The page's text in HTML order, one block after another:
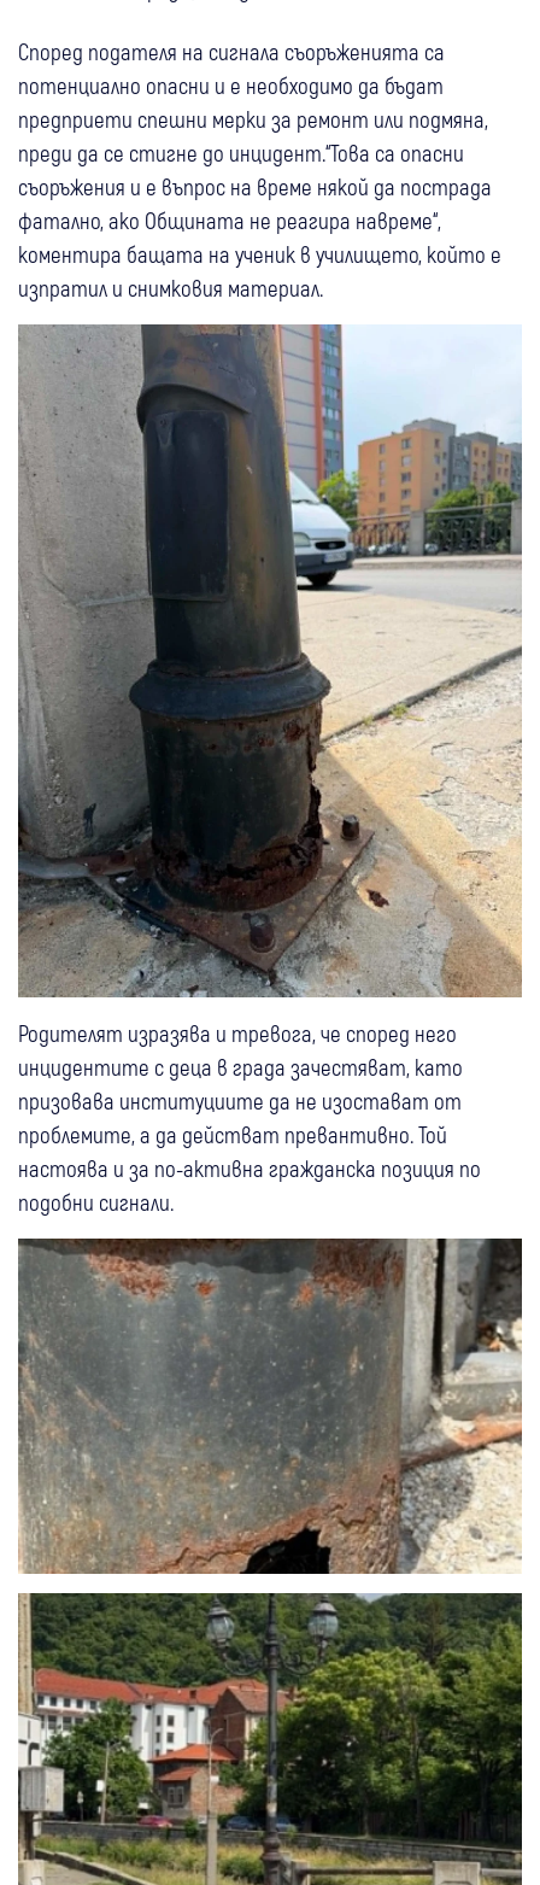
Според подателя на сигнала съоръженията са
потенциално опасни и е необходимо да бъдат
предприети спешни мерки за ремонт или подмяна,
преди да се стигне до инцидент.“Това са опасни
съоръжения и е въпрос на време някой да пострада
фатално, ако Общината не реагира навреме“,
коментира бащата на ученик в училището, който е
изпратил и снимковия материал.
Родителят изразява и тревога, че според него
инцидентите с деца в града зачестяват, като
призовава институциите да не изостават от
проблемите, а да действат превантивно. Той
настоява и за по-активна гражданска позиция по
подобни сигнали.